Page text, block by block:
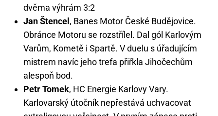
dvěma výhrám 3:2
Jan Štencel , Banes Motor České Budějovice.
Obránce Motoru se rozstřílel. Dal gól Karlovým
Varům, Kometě i Spartě. V duelu s úřadujícím
mistrem navíc jeho trefa přiřkla Jihočechům
alespoň bod.
Petr Tomek, HC Energie Karlovy Vary.
Karlovarský útočník nepřestává uchvacovat